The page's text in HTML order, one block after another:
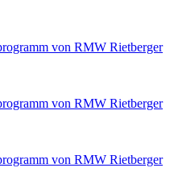
von RMW Rietberger
von RMW Rietberger
von RMW Rietberger